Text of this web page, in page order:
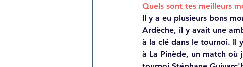
Quels sont tes meilleurs
Il y a eu plusieurs bons
Ardèche, il y avait une
à la clé dans le tournoi. Il
à La Pinède, un match